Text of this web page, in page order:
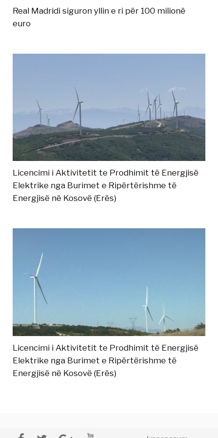
Real Madridi siguron yllin e ri për 100 milionë
euro
Licencimi i Aktivitetit te Prodhimit të Energjisë
Elektrike nga Burimet e Ripërtërishme të
Energjisë në Kosovë (Erës)
Licencimi i Aktivitetit te Prodhimit të Energjisë
Elektrike nga Burimet e Ripërtërishme të
Energjisë në Kosovë (Erës)